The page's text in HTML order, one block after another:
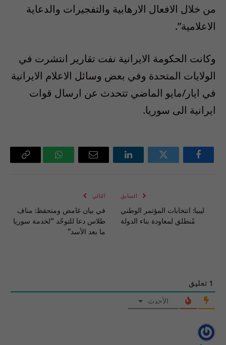
من خلال الافعال الارهابية والتفجيرات والدعاية
الاعلامية”.
وكانت الحكومة الايرانية نفت تقارير انتشرت في
الولايات المتحدة وفي بعض وسائل الاعلام الايرانية
في ايار/مايو الماضي تتحدث عن ارسال قوات
ايرانية الى سوريا.
فيسبوك تويتر لينكدإن
البريد
واتساب Copy
السابق
ليبيا: انتخابات المؤتمر الوطني
مُنطلق لمعاودة بناء الدولة
التالي
في بيان غامض ومتحفظ: مناف
طلاس دعا للتوحّد “لخدمة سوريا
ما بعد الأسد”
1 تعليق
الأحدث